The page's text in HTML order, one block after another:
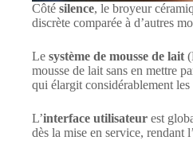
Côté silence, le broyeur
discrète comparée à d’autres
Le système de mousse de lait
mousse de lait sans en mettre
qui élargit considérablement les
L’interface utilisateur est
dès la mise en service, rendant